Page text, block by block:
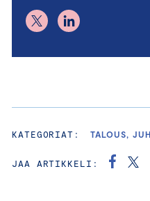
KATEGORIAT: TALOUS,
JAA ARTIKKELI: